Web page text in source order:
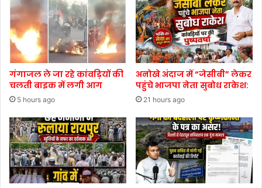
गंगाजल ले जा रहे कांवड़ियों की
चलती बाइक में लगी आग
5 hours ago
अनोखे अंदाज में “जेसीबी” लेकर
पहुंचे भाजपा नेता सुबोध राकेश:
21 hours ago